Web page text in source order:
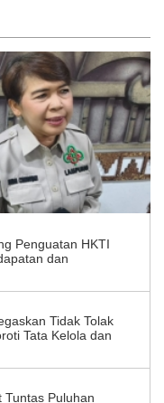
Penguatan HKTI
dan
Tidak Tolak
Tata Kelola dan
Tuntas Puluhan